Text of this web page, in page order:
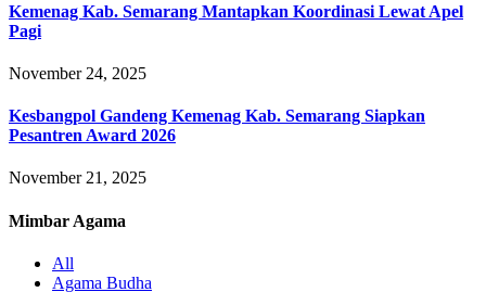
Kemenag Kab. Semarang Mantapkan Koordinasi Lewat Apel
Pagi
November 24, 2025
Kesbangpol Gandeng Kemenag Kab. Semarang Siapkan
Pesantren Award 2026
November 21, 2025
Mimbar Agama
All
Agama Budha